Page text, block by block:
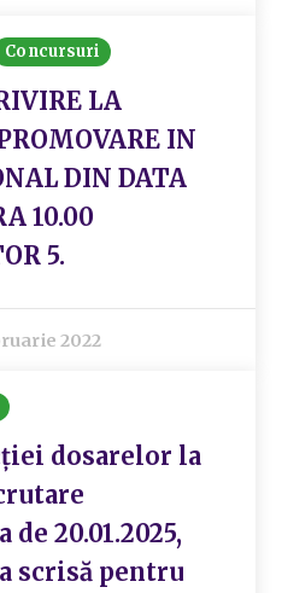
Concursuri
LA
IN
DIN DATA
10.00
5.
2022
dosarelor la
20.01.2025,
scrisă pentru